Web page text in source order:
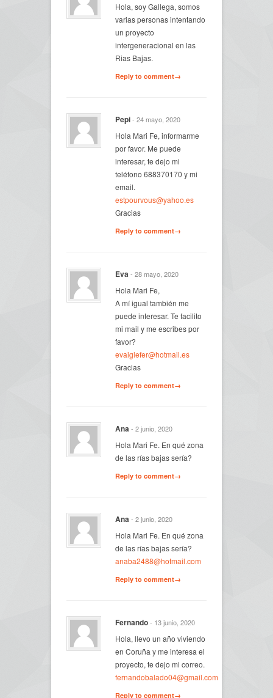
Hola, soy Gallega, somos
varias personas intentando
un proyecto
intergeneracional en las
Rias Bajas.
Reply to comment→
Pepi- 24 mayo, 2020
Hola Mari Fe, informarme
por favor. Me puede
interesar, te dejo mi
teléfono 688370170 y mi
email.
estpourvous@yahoo.es
Gracias
Reply to comment→
Eva- 28 mayo, 2020
Hola Mari Fe,
A mí igual también me
puede interesar. Te facilito
mi mail y me escribes por
favor?
evaiglefer@hotmail.es
Gracias
Reply to comment→
Ana- 2 junio, 2020
Hola Mari Fe. En qué zona
de las rías bajas sería?
Reply to comment→
Ana- 2 junio, 2020
Hola Mari Fe. En qué zona
de las rías bajas sería?
anaba2488@hotmail.com
Reply to comment→
Fernando- 13 junio, 2020
Hola, llevo un año viviendo
en Coruña y me interesa el
proyecto, te dejo mi correo.
fernandobalado04@gmail.com
Reply to comment→